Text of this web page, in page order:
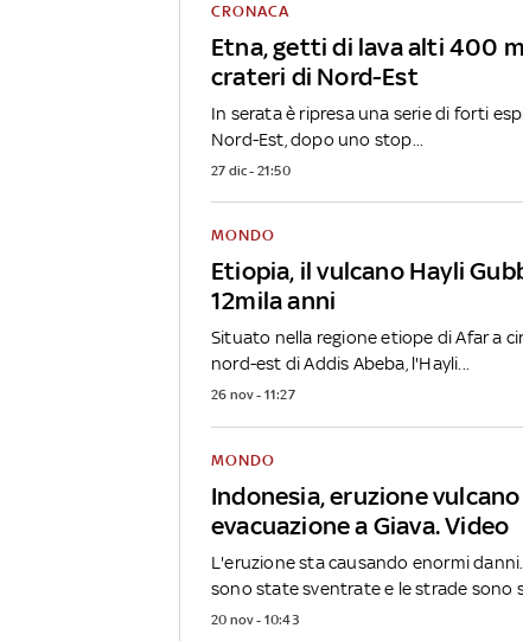
Etna, getti di lava alti 400
crateri di Nord-Est
CRONACA
In serata è ripresa una serie di forti
Nord-Est, dopo uno stop...
27 dic - 21:50
Etiopia, il vulcano Hayli
12mila anni
MONDO
Situato nella regione etiope di Afar a
nord-est di Addis Abeba, l'Hayli...
26 nov - 11:27
Indonesia, eruzione
evacuazione a Giava. Video
MONDO
L'eruzione sta causando enormi
sono state sventrate e le strade sono
20 nov - 10:43